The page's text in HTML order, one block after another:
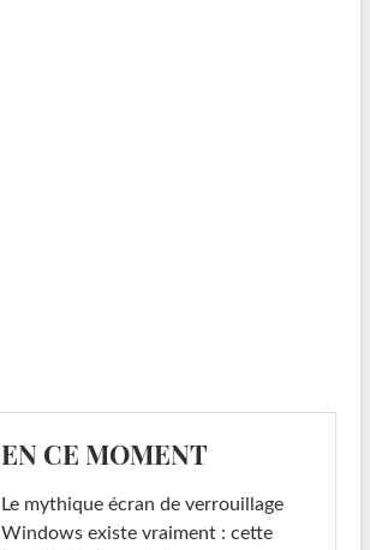
EN CE MOMENT
Le mythique écran de verrouillage
Windows existe vraiment : cette